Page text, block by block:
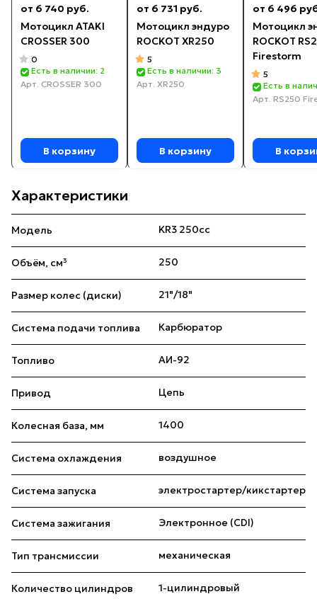
от 6 740 руб.
Мотоцикл ATAKI
CROSSER 300
0
Есть в наличии: 2
Арт. CROSSER 300
В корзину
от 6 731 руб.
Мотоцикл эндуро
ROCKOT XR250
5
Есть в наличии: 3
Арт. XR250
В корзину
от 6 496
Мотоцикл
ROCKOT
Firestorm
5
Есть в
Арт. RS250
В
Характеристики
Модель KR3 250cc
Объём, см³ 250
Размер колес (диски) 21"/18"
Система подачи топлива Карбюратор
Топливо АИ-92
Привод Цепь
Колесная база, мм 1400
Система охлаждения воздушное
Система запуска электростартер/кикстартер
Система зажигания Электронное (CDI)
Тип трансмиссии механическая
Количество цилиндров 1-цилиндровый